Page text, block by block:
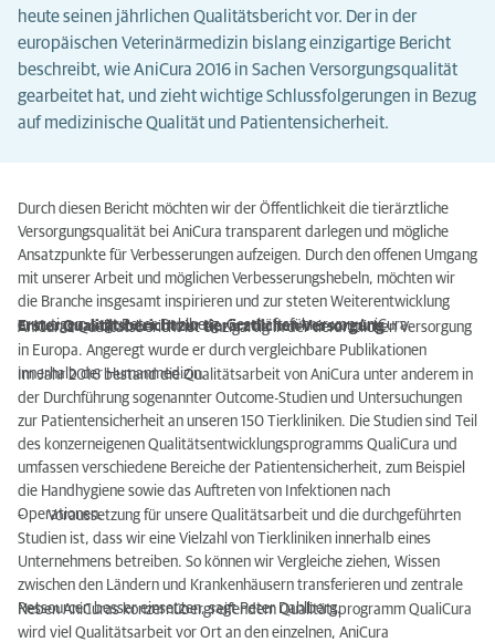
heute seinen jährlichen Qualitätsbericht vor. Der in der
europäischen Veterinärmedizin bislang einzigartige Bericht
beschreibt, wie AniCura 2016 in Sachen Versorgungsqualität
gearbeitet hat, und zieht wichtige Schlussfolgerungen in Bezug
auf medizinische Qualität und Patientensicherheit.
Durch diesen Bericht möchten wir der Öffentlichkeit die tierärztliche
Versorgungsqualität bei AniCura transparent darlegen und mögliche
Ansatzpunkte für Verbesserungen aufzeigen. Durch den offenen Umgang
mit unserer Arbeit und möglichen Verbesserungshebeln, möchten wir
die Branche insgesamt inspirieren und zur steten Weiterentwicklung
ermutigen, sagt Peter Dahlberg, Geschäftsführer von AniCura.
Erster Qualitätsbericht zur tierärztlichen Versorgung
AniCuras Qualitätsbericht ist einzigartig in der tierärztlichen Versorgung
in Europa. Angeregt wurde er durch vergleichbare Publikationen
innerhalb der Humanmedizin.
Im Jahr 2016 bestand die Qualitätsarbeit von AniCura unter anderem in
der Durchführung sogenannter Outcome-Studien und Untersuchungen
zur Patientensicherheit an unseren 150 Tierkliniken. Die Studien sind Teil
des konzerneigenen Qualitätsentwicklungsprogramms QualiCura und
umfassen verschiedene Bereiche der Patientensicherheit, zum Beispiel
die Handhygiene sowie das Auftreten von Infektionen nach
Operationen.
– Voraussetzung für unsere Qualitätsarbeit und die durchgeführten
Studien ist, dass wir eine Vielzahl von Tierkliniken innerhalb eines
Unternehmens betreiben. So können wir Vergleiche ziehen, Wissen
zwischen den Ländern und Krankenhäusern transferieren und zentrale
Ressourcen besser einsetzen, sagt Peter Dahlberg.
Neben AniCuras konzernübergreifendem Qualitätsprogramm QualiCura
wird viel Qualitätsarbeit vor Ort an den einzelnen, AniCura